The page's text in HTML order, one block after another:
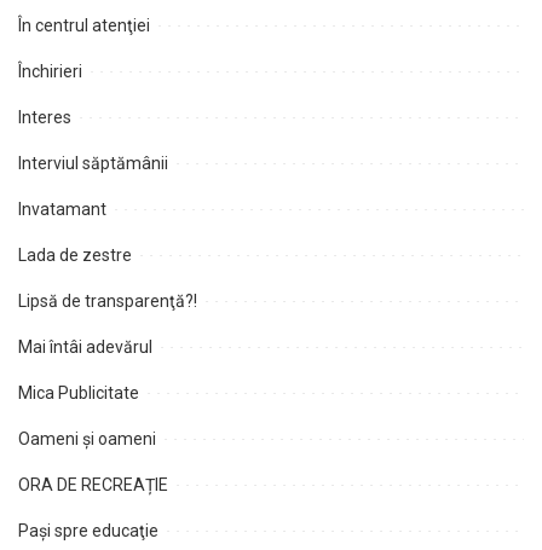
În centrul atenţiei
Închirieri
Interes
Interviul săptămânii
Invatamant
Lada de zestre
Lipsă de transparenţă?!
Mai întâi adevărul
Mica Publicitate
Oameni şi oameni
ORA DE RECREAȚIE
Paşi spre educaţie